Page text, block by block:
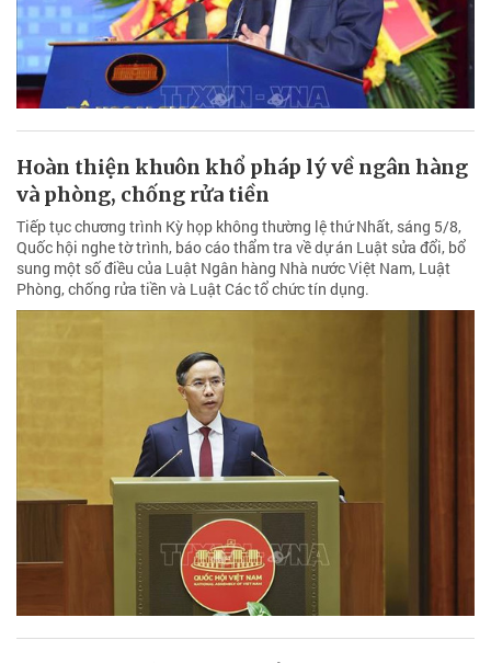
Hoàn thiện khuôn khổ pháp lý về ngân hàng
và phòng, chống rửa tiền
Tiếp tục chương trình Kỳ họp không thường lệ thứ Nhất, sáng 5/8,
Quốc hội nghe tờ trình, báo cáo thẩm tra về dự án Luật sửa đổi, bổ
sung một số điều của Luật Ngân hàng Nhà nước Việt Nam, Luật
Phòng, chống rửa tiền và Luật Các tổ chức tín dụng.